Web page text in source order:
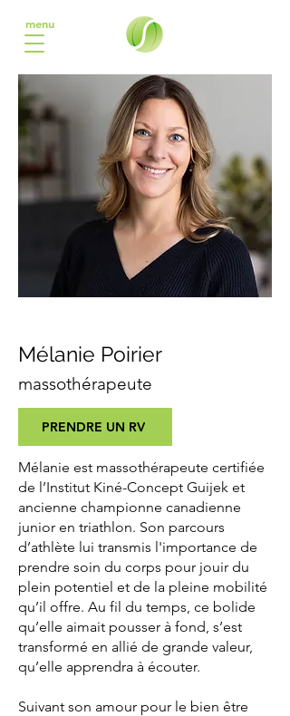
menu
Mélanie Poirier
massothérapeute
PRENDRE UN RV
Mélanie est massothérapeute certifiée
de l’Institut Kiné-Concept Guijek et
ancienne championne canadienne
junior en triathlon. Son parcours
d’athlète lui transmis l'importance de
prendre soin du corps pour jouir du
plein potentiel et de la pleine mobilité
qu’il offre. Au fil du temps, ce bolide
qu’elle aimait pousser à fond, s’est
transformé en allié de grande valeur,
qu’elle apprendra à écouter.
Suivant son amour pour le bien être